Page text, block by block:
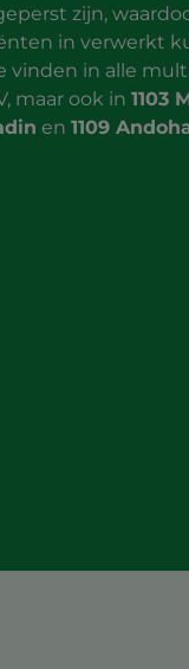
zijn,
in verwerkt
vinden in alle
maar ook in1103
en1109